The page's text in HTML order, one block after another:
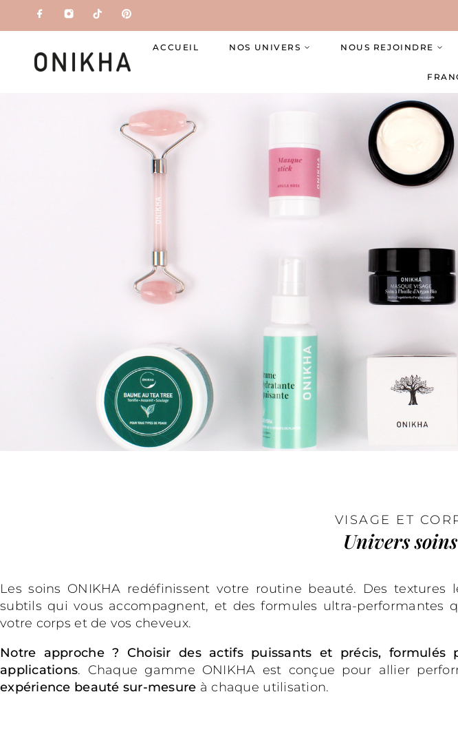
ACCUEIL NOS UNIVERS NOUS REJOINDRE
VISAGE ET
Univers soins
Les soins ONIKHA redéfinissent votre routine beauté. Des
subtils qui vous accompagnent, et des formules ultra-performantes
votre corps et de vos cheveux.
Notre approche ? Choisir des actifs puissants et précis,
applications. Chaque gamme ONIKHA est conçue pour allier
expérience beauté sur-mesure à chaque utilisation.